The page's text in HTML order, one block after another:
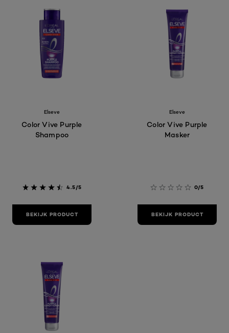
Elseve
Color Vive Purple
Shampoo
4.5/5
BEKIJK PRODUCT
Elseve
Color Vive Purple
Masker
0/5
BEKIJK PRODUCT